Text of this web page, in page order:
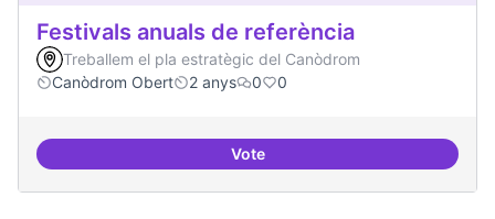
Festivals anuals de referència
Treballem el pla estratègic del Canòdrom
Canòdrom Obert
2 anys 0 0
VoteFestivals anuals de referència